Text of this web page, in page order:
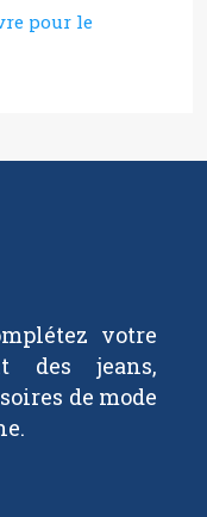
pour le
votre
des jeans,
de mode